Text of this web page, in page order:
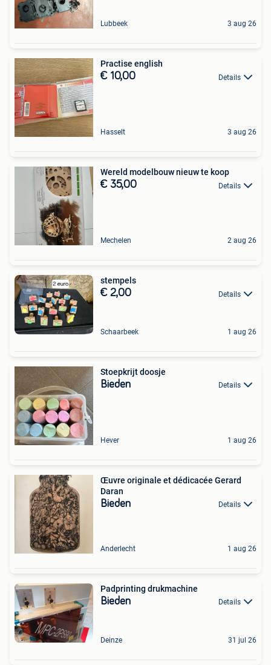
Lubbeek 3 aug 26
Practise english
€ 10,00 Details
Hasselt 3 aug 26
Wereld modelbouw nieuw te koop
€ 35,00 Details
Mechelen 2 aug 26
stempels
€ 2,00 Details
Schaarbeek 1 aug 26
Stoepkrijt doosje
Bieden Details
Hever 1 aug 26
Œuvre originale et dédicacée Gerard
Daran
Bieden Details
Anderlecht 1 aug 26
Padprinting drukmachine
Bieden Details
Deinze 31 jul 26